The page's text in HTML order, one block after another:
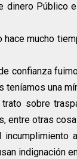
dinero Público
mucho
confianza
una
sobre
entre otras
indignación